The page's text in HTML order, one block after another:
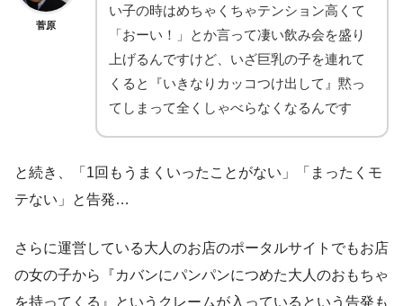
菅原
い子の時はめちゃくちゃテンション高くて
「おーい！」とか言って凄い飲み会を盛り
上げるんですけど、いざ巨乳の子を連れて
くると『いきなりカッコつけ出して』黙っ
てしまって全くしゃべらなくなるんです
と続き、「1回もうまくいったことがない」「まったくモ
テない」と告発…
さらに運営している大人のお店のポータルサイトでもお店
の女の子から『カバンにパンパンにつめた大人のおもちゃ
を持ってくる』というクレームが入っているという告発も